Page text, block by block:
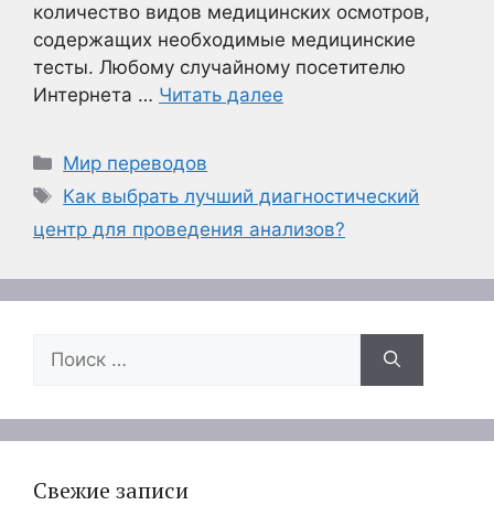
количество видов медицинских осмотров,
содержащих необходимые медицинские
тесты. Любому случайному посетителю
Интернета … Читать далее
Рубрики
Мир переводов
Метки
Как выбрать лучший диагностический
центр для проведения анализов?
Поиск:
Свежие записи